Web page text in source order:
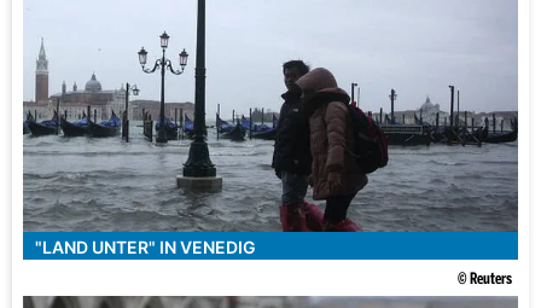
"LAND UNTER" IN VENEDIG
© Reuters